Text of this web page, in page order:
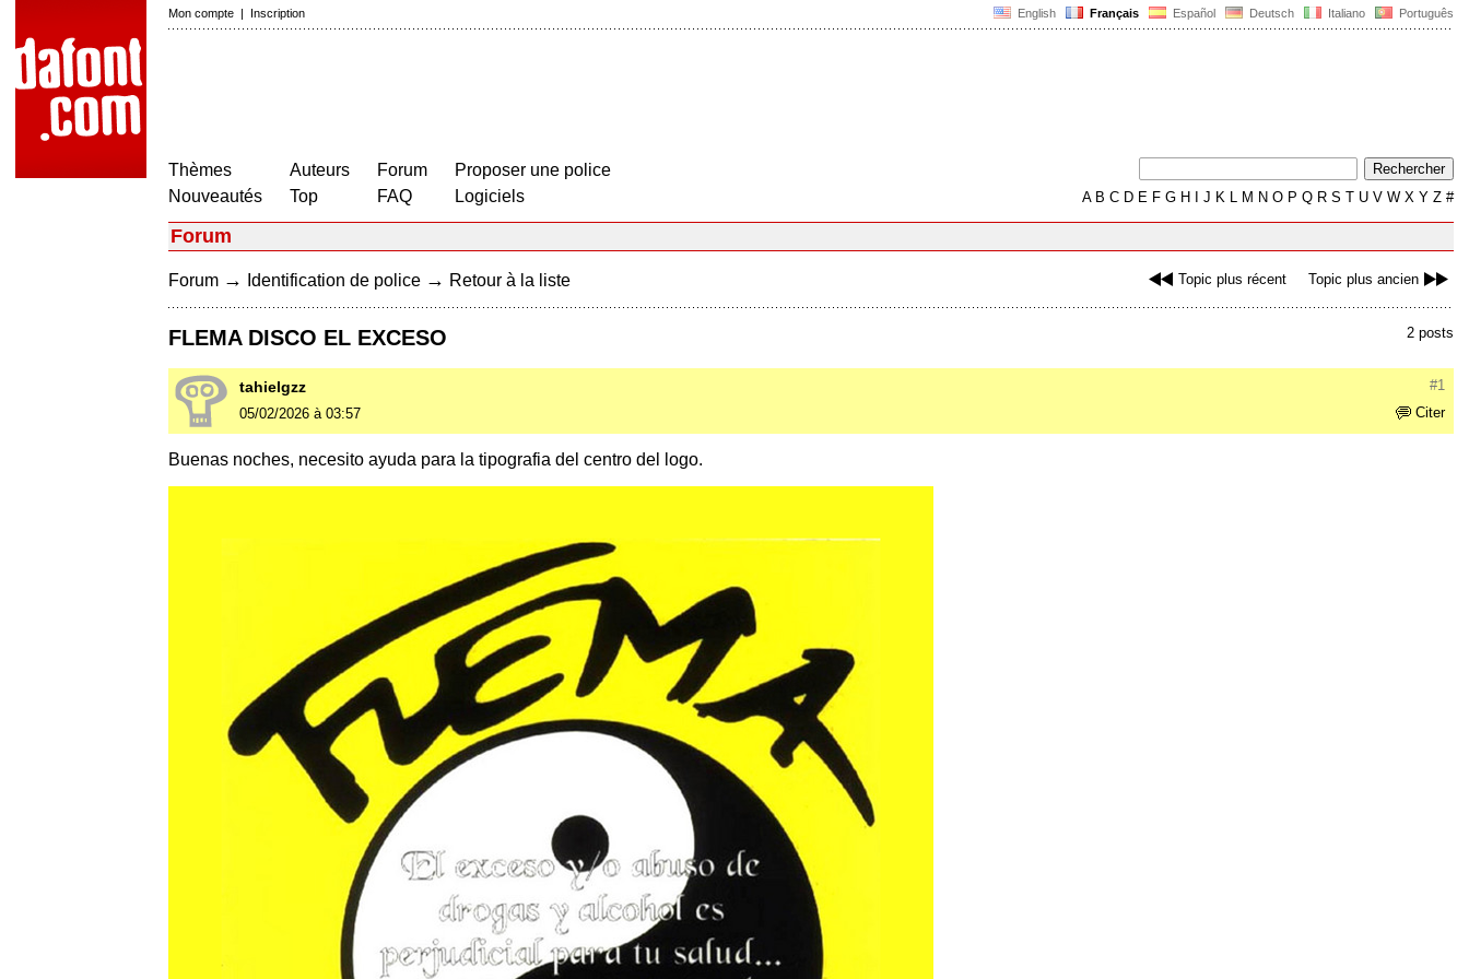
English Français Español Deutsch Italiano Português
Mon compte | Inscription
Thèmes
Nouveautés
Auteurs
Top
Forum
FAQ
Proposer une police
Logiciels
AB C D E F G H J K L M N O P Q R S T U V W X Y Z #
Forum
Topic plus récent Topic plus ancien
Forum → Identification de police → Retour à la liste
2 posts
FLEMA DISCO EL EXCESO
#1
tahielgzz
Citer
05/02/2026 à 03:57
Buenas noches, necesito ayuda para la tipografia del centro del logo.